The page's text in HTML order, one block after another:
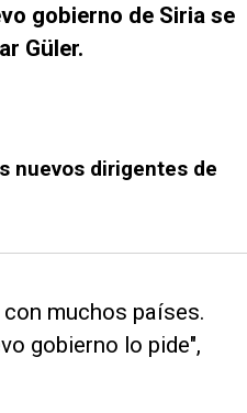
gobierno de Siria se
Güler.
nuevos dirigentes de
muchos países.
gobierno lo pide",